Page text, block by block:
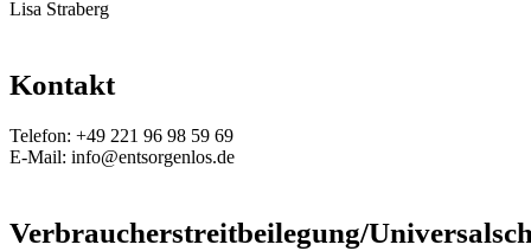
Lisa Straberg
Kontakt
Telefon: +49 221 96 98 59 69
E-Mail: info@entsorgenlos.de
Verbraucherstreitbeilegung/